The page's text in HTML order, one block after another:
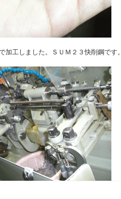
加工しました。ＳＵＭ２３快削鋼です。